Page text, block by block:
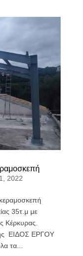
2022
35τ.μ με
Κέρκυρας.
ΕΙΔΟΣ ΕΡΓΟΥ
τα...